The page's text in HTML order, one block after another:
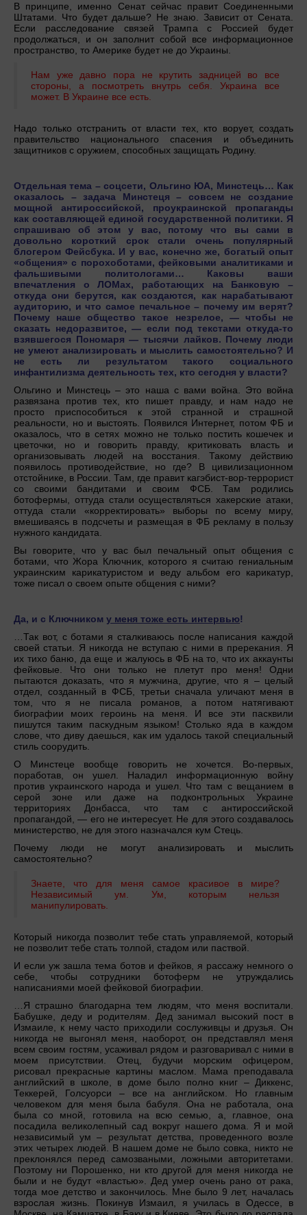
В принципе, именно Сенат сейчас правит Соединенными
Штатами. Что будет дальше? Не знаю. Зависит от Сената.
Если расследование связей Трампа с Россией будет
продолжаться, и он заполнит собой все информационное
пространство, то Америке будет не до Украины.
Нам уже давно пора не крутить задницей во все
стороны, а посмотреть внутрь себя. Украина все
может. В Украине все есть.
Надо только отстранить от власти тех, кто ворует, создать
правительство национального спасения и объединить
защитников с оружием, способных защищать Родину.
Отдельная тема – соцсети, Ольгино ЮА, Минстець… Как
оказалось – задача Минстеця – совсем не создание
мощной антироссийской, проукраинской пропаганды
как составляющей единой государственной политики. Я
спрашиваю об этом у вас, потому что вы сами в
довольно короткий срок стали очень популярный
блогером Фейсбука. И у вас, конечно же, богатый опыт
«общения» с порохоботами, фейковыми аналитиками и
фальшивыми политологами… Каковы ваши
впечатления о ЛОМах, работающих на Банковую –
откуда они берутся, как создаются, как нарабатывают
аудиторию, и что самое печальное – почему им верят?
Почему наше общество такое незрелое, — чтобы не
сказать недоразвитое, — если под текстами откуда-то
взявшегося Пономаря — тысячи лайков. Почему люди
не умеют анализировать и мыслить самостоятельно? И
не есть ли результатом такого социального
инфантилизма деятельность тех, кто сегодня у власти?
Ольгино и Минстець – это наша с вами война. Это война
развязана против тех, кто пишет правду, и нам надо не
просто приспособиться к этой странной и страшной
реальности, но и выстоять. Появился Интернет, потом ФБ и
оказалось, что в сетях можно не только постить кошечек и
цветочки, но и говорить правду, критиковать власть и
организовывать людей на восстания. Такому действию
появилось противодействие, но где? В цивилизационном
отстойнике, в России. Там, где правит кагэбист-вор-террорист
со своими бандитами и своим ФСБ. Там родились
ботофермы, оттуда стали осуществляться хакерские атаки,
оттуда стали «корректировать» выборы по всему миру,
вмешиваясь в подсчеты и размещая в ФБ рекламу в пользу
нужного кандидата.
Вы говорите, что у вас был печальный опыт общения с
ботами, что Жора Ключник, которого я считаю гениальным
украинским карикатуристом и веду альбом его карикатур,
тоже писал о своем опыте общения с ними?
Да, и с Ключником у меня тоже есть интервью!
…Так вот, с ботами я сталкиваюсь после написания каждой
своей статьи. Я никогда не вступаю с ними в пререкания. Я
их тихо баню, да еще и жалуюсь в ФБ на то, что их аккаунты
фейковые. Что они только не плетут про меня! Одни
пытаются доказать, что я мужчина, другие, что я – целый
отдел, созданный в ФСБ, третьи сначала уличают меня в
том, что я не писала романов, а потом натягивают
биографии моих героинь на меня. И все эти пасквили
пишутся таким паскудным языком! Столько яда в каждом
слове, что диву даешься, как им удалось такой специальный
стиль соорудить.
О Минстеце вообще говорить не хочется. Во-первых,
поработав, он ушел. Наладил информационную войну
против украинского народа и ушел. Что там с вещанием в
серой зоне или даже на подконтрольных Украине
территориях Донбасса, что там с антироссийской
пропагандой, — его не интересует. Не для этого создавалось
министерство, не для этого назначался кум Стець.
Почему люди не могут анализировать и мыслить
самостоятельно?
Знаете, что для меня самое красивое в мире?
Независимый ум. Ум, которым нельзя
манипулировать.
Который никогда позволит тебе стать управляемой, который
не позволит тебе стать толпой, стадом или паствой.
И если уж зашла тема ботов и фейков, я рассажу немного о
себе, чтобы сотрудники ботоферм не утруждались
написаниями моей фейковой биографии.
…Я страшно благодарна тем людям, что меня воспитали.
Бабушке, деду и родителям. Дед занимал высокий пост в
Измаиле, к нему часто приходили сослуживцы и друзья. Он
никогда не выгонял меня, наоборот, он представлял меня
всем своим гостям, усаживал рядом и разговаривал с ними в
моем присутствии. Отец, будучи морским офицером,
рисовал прекрасные картины маслом. Мама преподавала
английский в школе, в доме было полно книг – Диккенс,
Теккерей, Голсуорси – все на английском. Но главным
человеком для меня была бабуля. Она не работала, она
была со мной, готовила на всю семью, а, главное, она
посадила великолепный сад вокруг нашего дома. Я и мой
независимый ум – результат детства, проведенного возле
этих четырех людей. В нашем доме не было совка, никто не
преклонялся перед самозваными, ложными авторитетами.
Поэтому ни Порошенко, ни кто другой для меня никогда не
были и не будут «властью». Дед умер очень рано от рака,
тогда мое детство и закончилось. Мне было 9 лет, началась
взрослая жизнь. Покинув Измаил, я училась в Одессе, в